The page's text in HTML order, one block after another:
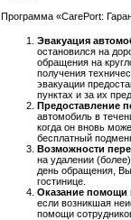
Программа «CarePort:
Эвакуация
остановился на
обращения на
получения
эвакуации
пунктах и за их
Предоставление
автомобиль в
когда он вновь
бесплатный
Возможности
на удалении
день обращения,
гостинице.
Оказание помощи
если возникшая
помощи